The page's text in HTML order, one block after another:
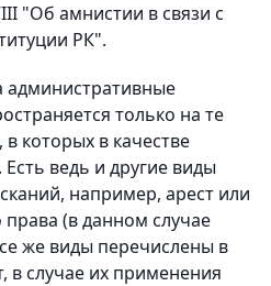
"Об амнистии в связи с
РК".
административные
только на те
которых в качестве
. Есть ведь и другие виды
например, арест или
(в данном случае
же виды перечислены в
в случае их применения